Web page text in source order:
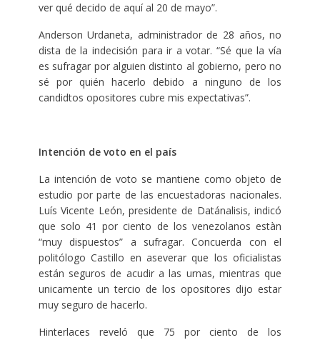
ver qué decido de aquí al 20 de mayo”.
Anderson Urdaneta, administrador de 28 años, no
dista de la indecisión para ir a votar. “Sé que la vía
es sufragar por alguien distinto al gobierno, pero no
sé por quién hacerlo debido a ninguno de los
candidtos opositores cubre mis expectativas”.
Intención de voto en el país
La intención de voto se mantiene como objeto de
estudio por parte de las encuestadoras nacionales.
Luís Vicente León, presidente de Datánalisis, indicó
que solo 41 por ciento de los venezolanos estàn
“muy dispuestos” a sufragar. Concuerda con el
politólogo Castillo en aseverar que los oficialistas
están seguros de acudir a las urnas, mientras que
unicamente un tercio de los opositores dijo estar
muy seguro de hacerlo.
Hinterlaces reveló que 75 por ciento de los